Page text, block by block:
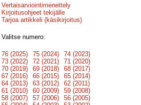
Vertaisarviointimenettely
Kirjoitusohjeet tekijälle
Tarjoa artikkeli (käsikirjoitus)
Valitse numero:
76 (2025) 75 (2024)
74 (2023)
73 (2022)
72 (2021)
71 (2020)
70 (2019)
69 (2018)
68 (2017)
67 (2016)
66 (2015)
65 (2014)
64 (2013)
63 (2012)
62 (2011)
61 (2010)
60 (2009)
59 (2008)
58 (2007)
57 (2006)
56 (2005)